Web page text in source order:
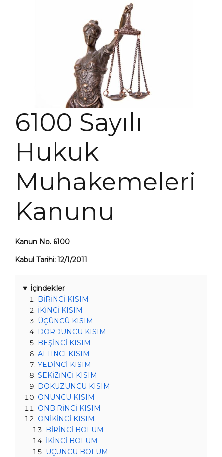
6100 Sayılı
Hukuk
Muhakemeleri
Kanunu
Kanun No. 6100
Kabul Tarihi: 12/1/2011
İçindekiler
BİRİNCİ KISIM
İKİNCİ KISIM
ÜÇÜNCÜ KISIM
DÖRDÜNCÜ KISIM
BEŞİNCİ KISIM
ALTINCI KISIM
YEDİNCİ KISIM
SEKİZİNCİ KISIM
DOKUZUNCU KISIM
ONUNCU KISIM
ONBİRİNCİ KISIM
ONİKİNCİ KISIM
BİRİNCİ BÖLÜM
İKİNCİ BÖLÜM
ÜÇÜNCÜ BÖLÜM